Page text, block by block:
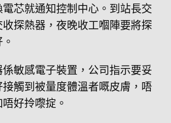
芯就通知控制中心。到站長交
探熱器，夜晚收工嗰陣要將探
敏感電子裝置，公司指示要妥
觸到被量度體溫者嘅皮膚，唔
好拎嚟掟。